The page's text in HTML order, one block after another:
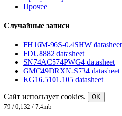
Прочее
Случайные записи
FH16M-96S-0.4SHW datasheet
FDU8882 datasheet
SN74AC574PWG4 datasheet
GMC49DRXN-S734 datasheet
KG16.5101.105 datasheet
Сайт использует cookies.
OK
79 / 0,132 / 7.4mb